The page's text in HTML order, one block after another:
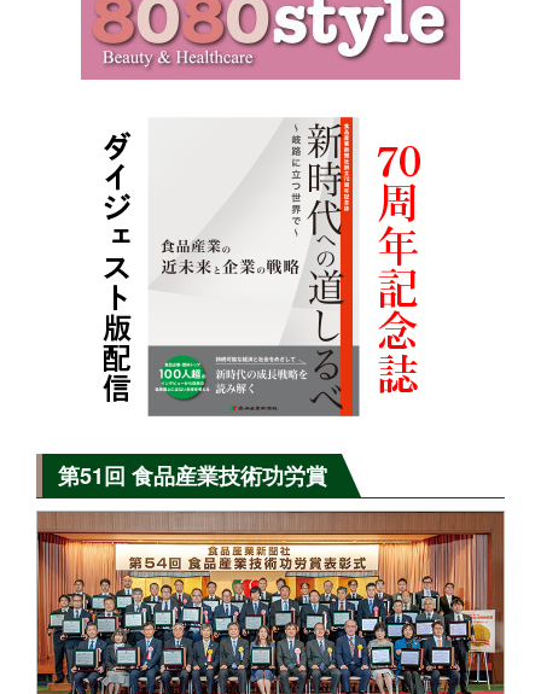
第51回 食品産業技術功労賞